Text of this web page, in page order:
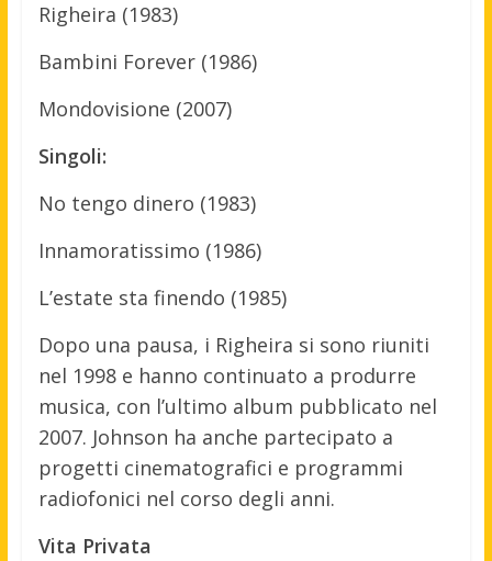
Righeira (1983)
Bambini Forever (1986)
Mondovisione (2007)
Singoli:
No tengo dinero (1983)
Innamoratissimo (1986)
L’estate sta finendo (1985)
Dopo una pausa, i Righeira si sono riuniti
nel 1998 e hanno continuato a produrre
musica, con l’ultimo album pubblicato nel
2007. Johnson ha anche partecipato a
progetti cinematografici e programmi
radiofonici nel corso degli anni.
Vita Privata